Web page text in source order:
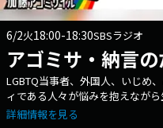
6/2火18:00-18:30SBSラジオ
アゴミサ・納言
LGBTQ当事者、外国人、いじめ
ィである人々が悩みを抱えなが
を聴く居場所です。
詳細情報を見る